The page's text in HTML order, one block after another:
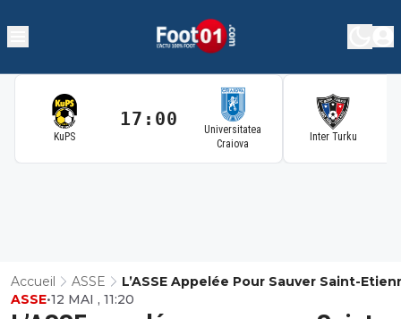
KuPS
17:00
Universitatea
Craiova
Inter Turku
Accueil ASSE L’ASSE Appelée Pour Sauver Saint-
ASSE•12 MAI , 11:20